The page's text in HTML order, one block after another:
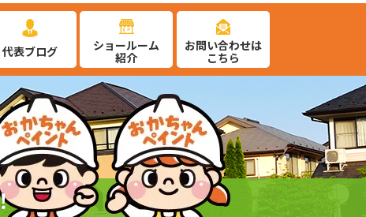
代表ブログ
ショールーム
紹介
お問い合わせは
こちら